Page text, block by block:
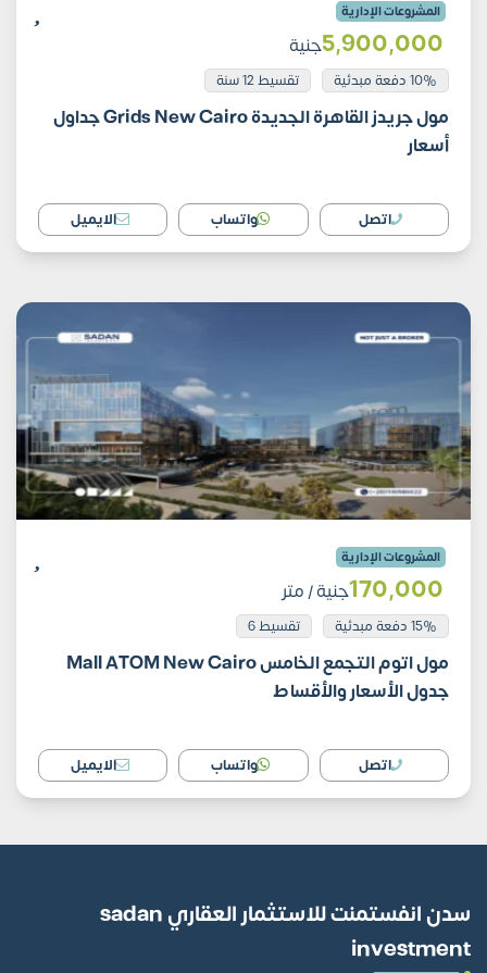
المشروعات الإدارية
5٬900٬000جنية
10% دفعة مبدئية تقسيط 12 سنة
مول جريدز القاهرة الجديدة Grids New Cairo جداول
أسعار
اتصل واتساب الايميل
المشروعات الإدارية
170٬000جنية/ متر
15% دفعة مبدئية تقسيط 6
مول اتوم التجمع الخامس Mall ATOM New Cairo
جدول الأسعار والأقساط
اتصل واتساب الايميل
سدن انفستمنت للاستثمار العقاري sadan
investment